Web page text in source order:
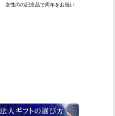
女性向の記念品で周年をお祝い